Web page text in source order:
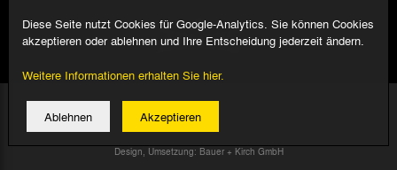
© 2026 Alemannia Aachen - Alle Rechte vorbehalten
Impressum/Datenschutz
Design, Umsetzung: Bauer + Kirch GmbH
Diese Seite nutzt Cookies für Google-Analytics. Sie können Cookies
akzeptieren oder ablehnen und Ihre Entscheidung jederzeit ändern.
Weitere Informationen erhalten Sie hier.
Ablehnen Akzeptieren